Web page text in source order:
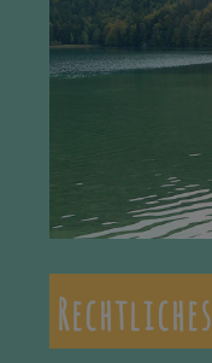
Rechtliches